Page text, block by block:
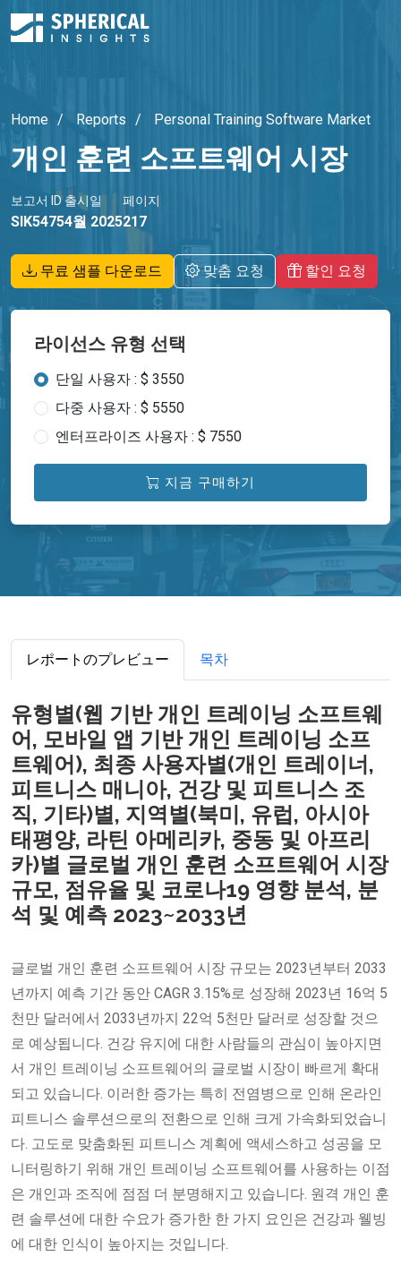
Home Reports Personal Training Software Market
개인 훈련 소프트웨어 시장
보고서 ID
SIK5475
출시일
4월 2025
페이지
217
무료 샘플 다운로드 맞춤 요청 할인 요청
라이선스 유형 선택
단일 사용자 : $ 3550
다중 사용자 : $ 5550
엔터프라이즈 사용자 : $ 7550
지금 구매하기
レポートのプレビュー 목차
유형별(웹 기반 개인 트레이닝 소프트웨
어, 모바일 앱 기반 개인 트레이닝 소프
트웨어), 최종 사용자별(개인 트레이너,
피트니스 매니아, 건강 및 피트니스 조
직, 기타)별, 지역별(북미, 유럽, 아시아
태평양, 라틴 아메리카, 중동 및 아프리
카)별 글로벌 개인 훈련 소프트웨어 시장
규모, 점유율 및 코로나19 영향 분석, 분
석 및 예측 2023~2033년
글로벌 개인 훈련 소프트웨어 시장 규모는 2023년부터 2033
년까지 예측 기간 동안 CAGR 3.15%로 성장해 2023년 16억 5
천만 달러에서 2033년까지 22억 5천만 달러로 성장할 것으
로 예상됩니다. 건강 유지에 대한 사람들의 관심이 높아지면
서 개인 트레이닝 소프트웨어의 글로벌 시장이 빠르게 확대
되고 있습니다. 이러한 증가는 특히 전염병으로 인해 온라인
피트니스 솔루션으로의 전환으로 인해 크게 가속화되었습니
다. 고도로 맞춤화된 피트니스 계획에 액세스하고 성공을 모
니터링하기 위해 개인 트레이닝 소프트웨어를 사용하는 이점
은 개인과 조직에 점점 더 분명해지고 있습니다. 원격 개인 훈
련 솔루션에 대한 수요가 증가한 한 가지 요인은 건강과 웰빙
에 대한 인식이 높아지는 것입니다.